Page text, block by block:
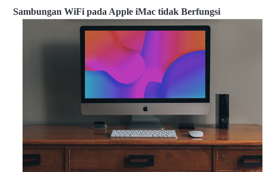
Sambungan WiFi pada Apple iMac tidak Berfungsi